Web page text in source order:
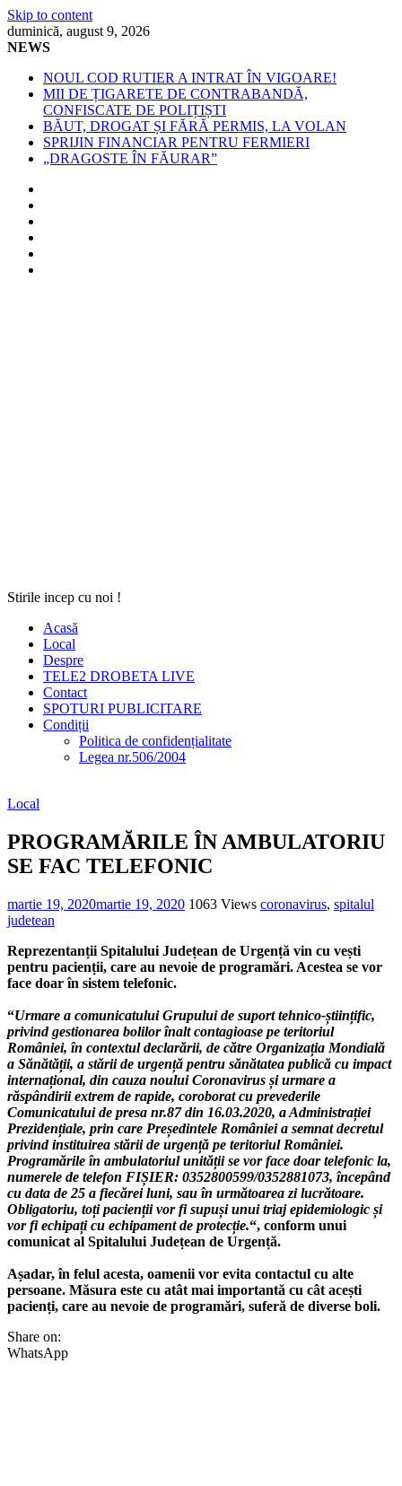
Skip to content
duminică, august 9, 2026
NEWS
NOUL COD RUTIER A INTRAT ÎN VIGOARE!
MII DE ȚIGARETE DE CONTRABANDĂ,
CONFISCATE DE POLIȚIȘTI
BĂUT, DROGAT ȘI FĂRĂ PERMIS, LA VOLAN
SPRIJIN FINANCIAR PENTRU FERMIERI
„DRAGOSTE ÎN FĂURAR”
Stirile incep cu noi !
Acasă
Local
Despre
TELE2 DROBETA LIVE
Contact
SPOTURI PUBLICITARE
Condiții
Politica de confidențialitate
Legea nr.506/2004
Local
PROGRAMĂRILE ÎN AMBULATORIU
SE FAC TELEFONIC
martie 19, 2020martie 19, 2020 1063 Views coronavirus, spitalul
judetean
Reprezentanții Spitalului Județean de Urgență vin cu vești
pentru pacienții, care au nevoie de programări. Acestea se vor
face doar în sistem telefonic.
“Urmare a comunicatului Grupului de suport tehnico-științific,
privind gestionarea bolilor înalt contagioase pe teritoriul
României, în contextul declarării, de către Organizația Mondială
a Sănătății, a stării de urgență pentru sănătatea publică cu impact
internațional, din cauza noului Coronavirus și urmare a
răspândirii extrem de rapide, coroborat cu prevederile
Comunicatului de presa nr.87 din 16.03.2020, a Administrației
Prezidențiale, prin care Președintele României a semnat decretul
privind instituirea stării de urgență pe teritoriul României.
Programările în ambulatoriul unității se vor face doar telefonic la,
numerele de telefon FIȘIER: 0352800599/0352881073, începând
cu data de 25 a fiecărei luni, sau în următoarea zi lucrătoare.
Obligatoriu, toți pacienții vor fi supuși unui triaj epidemiologic și
vor fi echipați cu echipament de protecție.“, conform unui
comunicat al Spitalului Județean de Urgență.
Așadar, în felul acesta, oamenii vor evita contactul cu alte
persoane. Măsura este cu atât mai importantă cu cât acești
pacienți, care au nevoie de programări, suferă de diverse boli.
Share on:
WhatsApp